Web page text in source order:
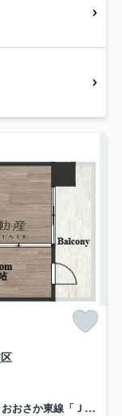
おおさか東線「ＪＲ河内永和」駅 徒歩3分